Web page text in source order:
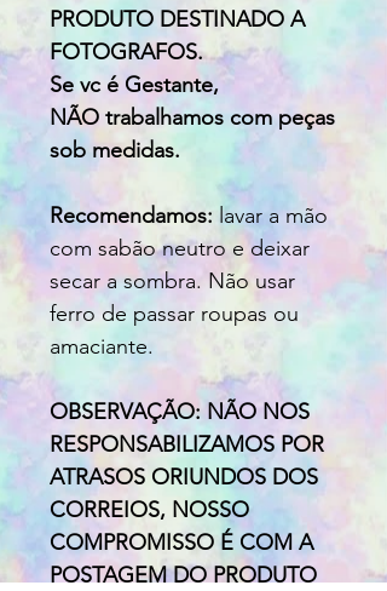
PRODUTO DESTINADO A
FOTOGRAFOS.
Se vc é Gestante,
NÃO trabalhamos com peças
sob medidas.
Recomendamos: lavar a mão
com sabão neutro e deixar
secar a sombra. Não usar
ferro de passar roupas ou
amaciante.
OBSERVAÇÃO: NÃO NOS
RESPONSABILIZAMOS POR
ATRASOS ORIUNDOS DOS
CORREIOS, NOSSO
COMPROMISSO É COM A
POSTAGEM DO PRODUTO